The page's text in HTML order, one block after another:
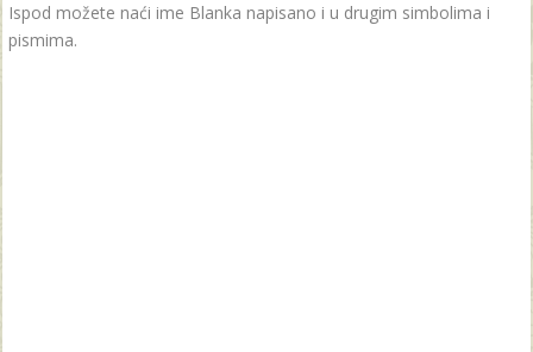
Ispod možete naći ime Blanka napisano i u drugim simbolima i
pismima.